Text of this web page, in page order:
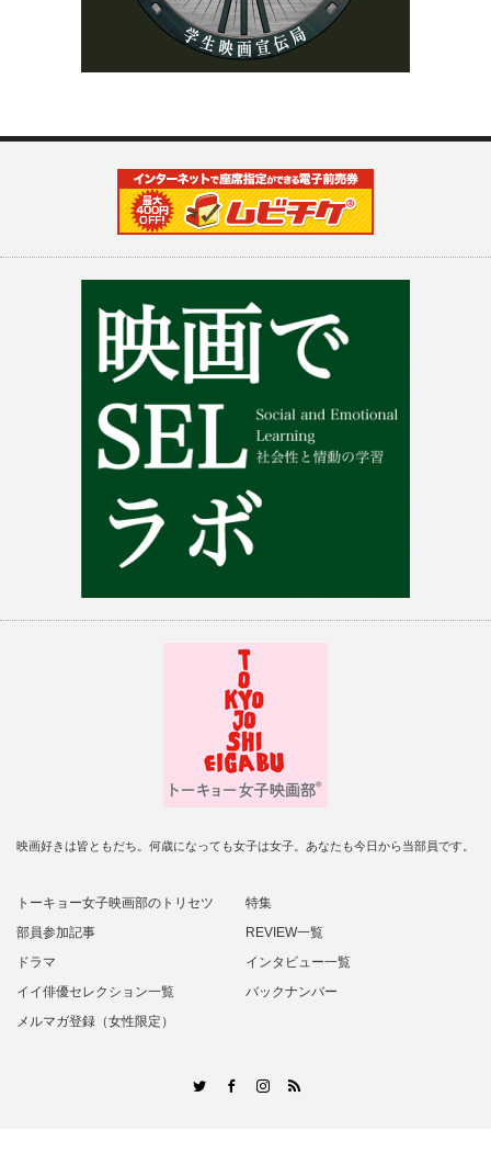
映画好きは皆ともだち。何歳になっても女子は女子。あなたも今日から当部員です。
トーキョー女子映画部のトリセツ
特集
部員参加記事
REVIEW一覧
ドラマ
インタビュー一覧
イイ俳優セレクション一覧
バックナンバー
メルマガ登録（女性限定）
TwitterFacebookInstagram
RSS